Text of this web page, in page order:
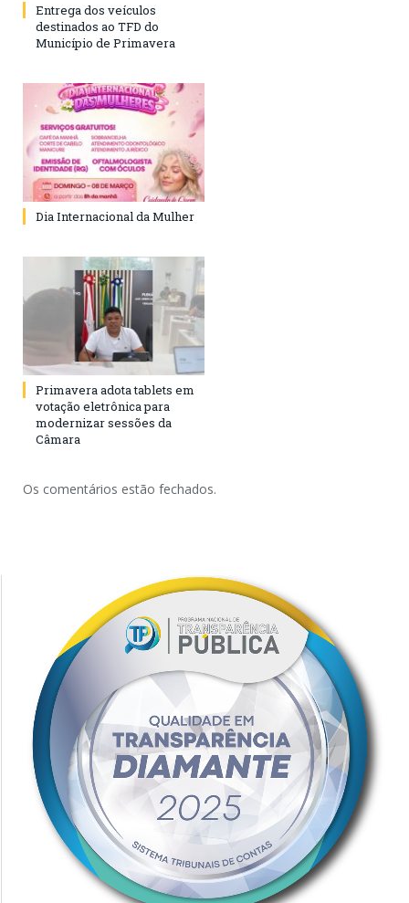
Entrega dos veículos
destinados ao TFD do
Município de Primavera
Dia Internacional da Mulher
Primavera adota tablets em
votação eletrônica para
modernizar sessões da
Câmara
Os comentários estão fechados.